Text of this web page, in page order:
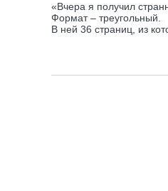
«Вчера я получил
Формат – треугольный.
В ней 36 страниц, из